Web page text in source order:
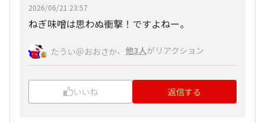
2026/06/21 23:57
ねぎ味噌は思わぬ衝撃！ですよねー。
たうい＠おおさか、 他3人がリアクション
いいね 返信する